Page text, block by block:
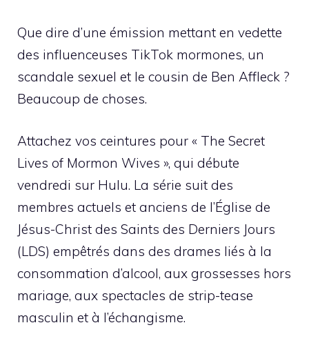
Que dire d’une émission mettant en vedette
des influenceuses TikTok mormones, un
scandale sexuel et le cousin de Ben Affleck ?
Beaucoup de choses.
Attachez vos ceintures pour « The Secret
Lives of Mormon Wives », qui débute
vendredi sur Hulu. La série suit des
membres actuels et anciens de l’Église de
Jésus-Christ des Saints des Derniers Jours
(LDS) empêtrés dans des drames liés à la
consommation d’alcool, aux grossesses hors
mariage, aux spectacles de strip-tease
masculin et à l’échangisme.